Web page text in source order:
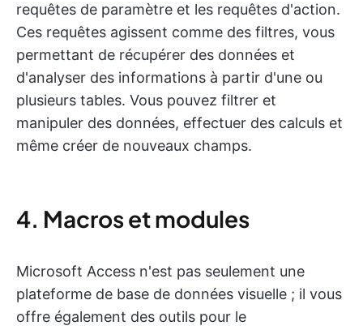
requêtes de paramètre et les requêtes d'action.
Ces requêtes agissent comme des filtres, vous
permettant de récupérer des données et
d'analyser des informations à partir d'une ou
plusieurs tables. Vous pouvez filtrer et
manipuler des données, effectuer des calculs et
même créer de nouveaux champs.
4. Macros et modules
Microsoft Access n'est pas seulement une
plateforme de base de données visuelle ; il vous
offre également des outils pour le